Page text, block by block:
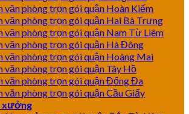
văn phòng trọn gói quận Hoàn Kiếm
văn phòng trọn gói quận Hai Bà Trưng
văn phòng trọn gói quận Nam Từ Liêm
văn phòng trọn gói quận Hà Đông
văn phòng trọn gói quận Hoàng Mai
văn phòng trọn gói quận Tây Hồ
văn phòng trọn gói quận Đống Đa
văn phòng trọn gói quận Cầu Giấy
xưởng